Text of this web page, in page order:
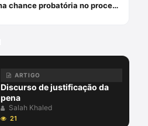
A teoria da perda de uma chance probatória no processo penal - julho 2024
ARTIGO
Discurso de justificação da
pena
Salah Khaled
21